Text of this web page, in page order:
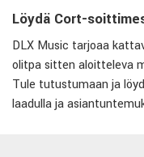
Löydä Cort-
DLX Music tarjoaa
olitpa sitten aloitteleva
Tule tutustumaan ja
laadulla ja